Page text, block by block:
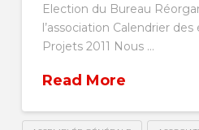
Election du Bureau
l’association Calendrier
Projets 2011 Nous …
Read More